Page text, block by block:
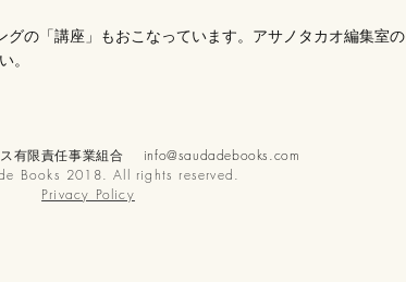
の「講座」もおこなっています。 アサノタカオ編集室​の
。
有限責任事業組合 info@saudadebooks.com
Books 2018. All rights reserved.
Privacy Policy